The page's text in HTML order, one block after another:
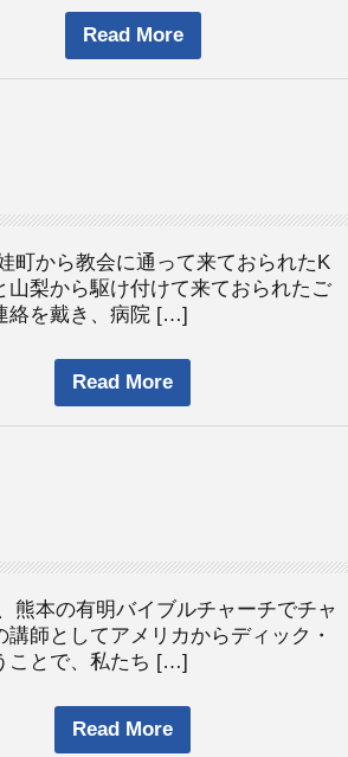
Read More
町から教会に通って来ておられたK
梨から駆け付けて来ておられたご
絡を戴き、病院 […]
Read More
熊本の有明バイブルチャーチでチャ
師としてアメリカからディック・
ことで、私たち […]
Read More